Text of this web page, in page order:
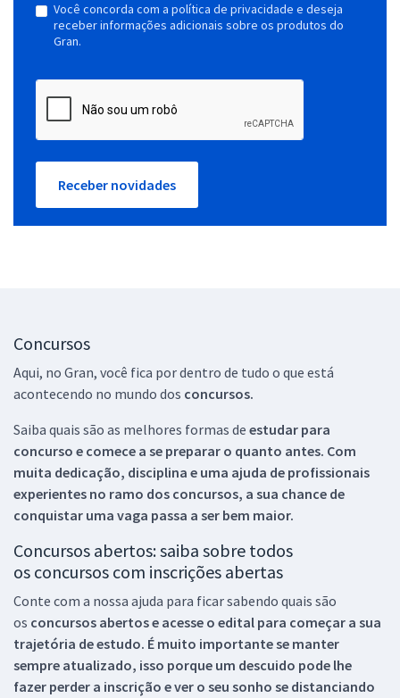
Você concorda com a política de privacidade e deseja
receber informações adicionais sobre os produtos do
Gran.
Receber novidades
Concursos
Aqui, no Gran, você fica por dentro de tudo o que está
acontecendo no mundo dos concursos.
Saiba quais são as melhores formas de estudar para
concurso e comece a se preparar o quanto antes. Com
muita dedicação, disciplina e uma ajuda de profissionais
experientes no ramo dos concursos, a sua chance de
conquistar uma vaga passa a ser bem maior.
Concursos abertos: saiba sobre todos
os concursos com inscrições abertas
Conte com a nossa ajuda para ficar sabendo quais são
os concursos abertos e acesse o edital para começar a sua
trajetória de estudo. É muito importante se manter
sempre atualizado, isso porque um descuido pode lhe
fazer perder a inscrição e ver o seu sonho se distanciando